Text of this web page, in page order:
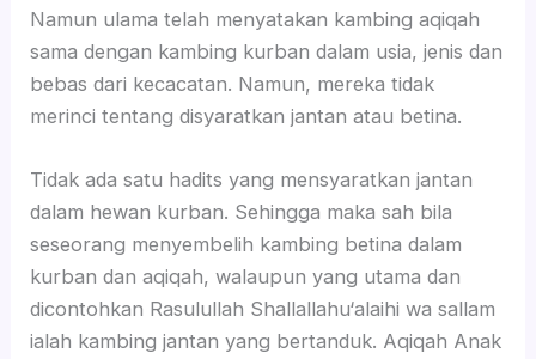
Namun ulama telah menyatakan kambing aqiqah
sama dengan kambing kurban dalam usia, jenis dan
bebas dari kecacatan. Namun, mereka tidak
merinci tentang disyaratkan jantan atau betina.
Tidak ada satu hadits yang mensyaratkan jantan
dalam hewan kurban. Sehingga maka sah bila
seseorang menyembelih kambing betina dalam
kurban dan aqiqah, walaupun yang utama dan
dicontohkan Rasulullah Shallallahu‘alaihi wa sallam
ialah kambing jantan yang bertanduk. Aqiqah Anak